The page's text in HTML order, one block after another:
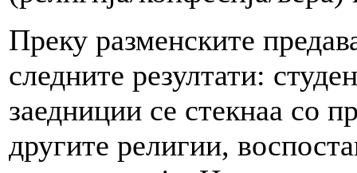
Преку разменските
следните резултати:
заедниции се стекнаа со
другите религии,